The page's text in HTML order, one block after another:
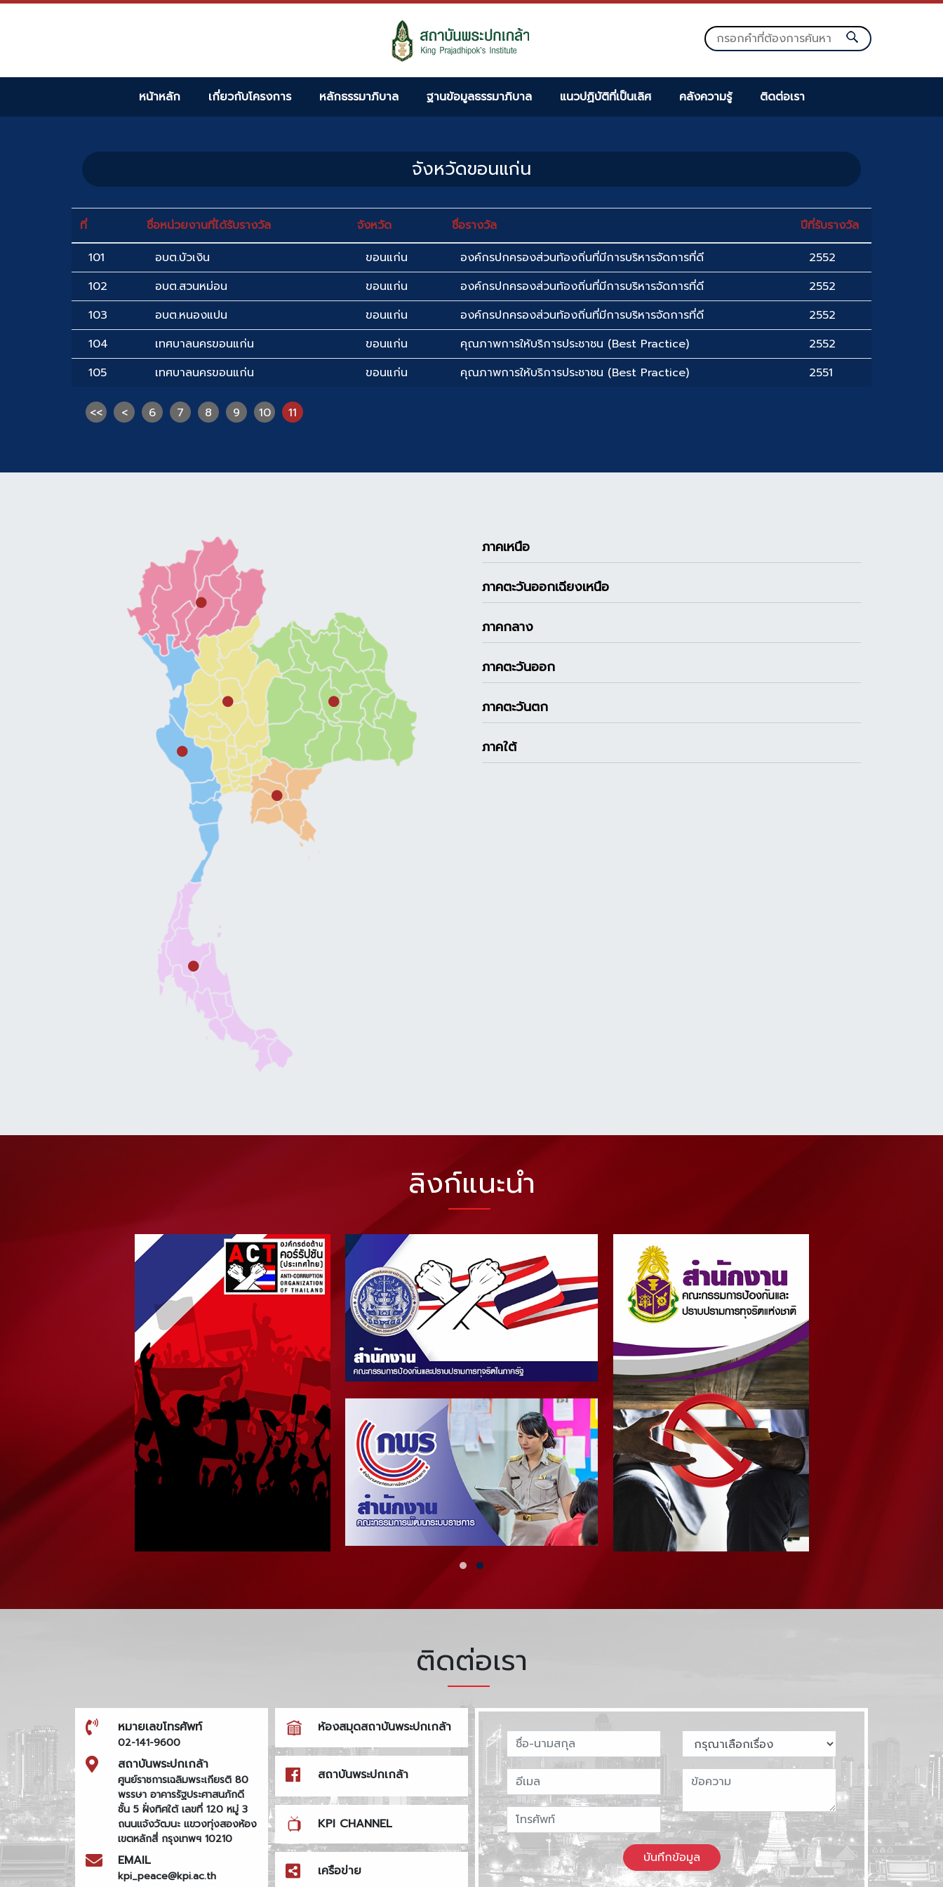
หน้าหลัก เกี่ยวกับโครงการ หลักธรรมาภิบาล ฐานข้อมูลธรรมาภิบาล แนวปฏิบัติที่เป็นเลิศ คลังความรู้ ติดต่อเรา
จังหวัดขอนแก่น
ที่ ชื่อหน่วยงานที่ได้รับรางวัล จังหวัด ชื่อรางวัล
ปีที่รับรางวัล
101
อบต.บัวเงิน ขอนแก่น องค์กรปกครองส่วนท้องถิ่นที่มีการบริหารจัดการที่ดี
2552
102
อบต.สวนหม่อน ขอนแก่น องค์กรปกครองส่วนท้องถิ่นที่มีการบริหารจัดการที่ดี
2552
103
อบต.หนองแปน ขอนแก่น องค์กรปกครองส่วนท้องถิ่นที่มีการบริหารจัดการที่ดี
2552
104
เทศบาลนครขอนแก่น ขอนแก่น คุณภาพการให้บริการประชาชน (Best Practice)
2552
105
เทศบาลนครขอนแก่น ขอนแก่น คุณภาพการให้บริการประชาชน (Best Practice) 2551
<< < 6 7 8 9 10 11
ภาคเหนือ
ภาคตะวันออกเฉียงเหนือ
ภาคกลาง
ภาคตะวันออก
ภาคตะวันตก
ภาคใต้
ลิงก์แนะนำ
ติดต่อเรา
หมายเลขโทรศัพท์
02-141-9600
สถาบันพระปกเกล้า
ศูนย์ราชการเฉลิมพระเกียรติ 80
พรรษา อาคารรัฐประศาสนภักดี
ชั้น 5 ฝั่งทิศใต้ เลขที่ 120 หมู่ 3
ถนนแจ้งวัฒนะ แขวงทุ่งสองห้อง
เขตหลักสี่ กรุงเทพฯ 10210
EMAIL
kpi_peace@kpi.ac.th
ห้องสมุดสถาบันพระปกเกล้า
สถาบันพระปกเกล้า
KPI CHANNEL
เครือข่าย
บันทึกข้อมูล